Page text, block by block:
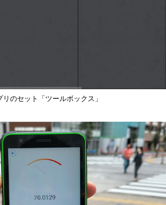
のセット「ツールボックス」